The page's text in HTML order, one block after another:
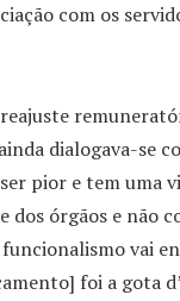
com os
dialogava-se
pior e tem uma
dos órgãos e não
vai
foi a gota